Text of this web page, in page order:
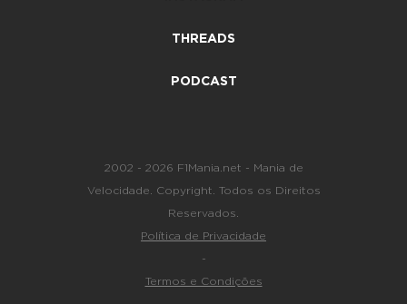
THREADS
PODCAST
2002 - 2026 F1Mania.net - Mania de
Velocidade. Copyright. Todos os Direitos
Reservados.
Política de Privacidade
-
Termos e Condições